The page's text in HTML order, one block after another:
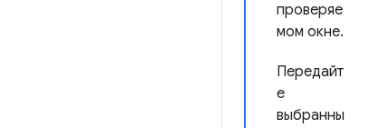
проверяе
мом окне.
Передайт
е
выбранны